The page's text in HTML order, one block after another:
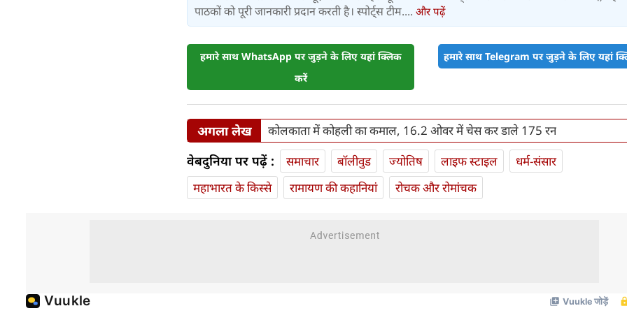
पाठकों को पूरी जानकारी प्रदान करती है। स्पोर्ट्स टीम.... और पढ़ें
हमारे साथ WhatsApp पर जुड़ने के लिए यहां क्लिक
करें
हमारे साथ Telegram पर जुड़ने के लिए यहां
अगला लेख कोलकाता में कोहली का कमाल, 16.2 ओवर में चेस कर डाले 175 रन
वेबदुनिया पर पढ़ें : समाचार बॉलीवुड ज्योतिष लाइफ स्‍टाइल
धर्म-संसार
महाभारत के किस्से
रामायण की कहानियां रोचक और रोमांचक